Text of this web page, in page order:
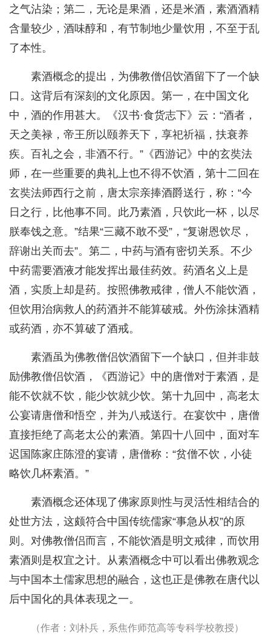
之气沾染；第二，无论是果酒，还是米酒，素酒酒精
含量较少，酒味醇和，有节制地少量饮用，不至于乱
了本性。
素酒概念的提出，为佛教僧侣饮酒留下了一个缺
口。这背后有深刻的文化原因。第一，在中国文化
中，酒的作用甚大。《汉书·食货志下》云：“酒者，
天之美禄，帝王所以颐养天下，享祀祈福，扶衰养
疾。百礼之会，非酒不行。”《西游记》中的玄奘法
师，在一些重要的典礼上也不得不饮酒，第十二回在
玄奘法师西行之前，唐太宗亲捧酒爵送行，称：“今
日之行，比他事不同。此乃素酒，只饮此一杯，以尽
朕奉饯之意。”结果“三藏不敢不受”，“复谢恩饮尽，
辞谢出关而去”。第二，中药与酒有密切关系。不少
中药需要酒液才能发挥出最佳药效。药酒名义上是
酒，实质上却是药。按照佛教戒律，僧人不能饮酒，
但饮用治病救人的药酒并不能算破戒。外伤涂抹酒精
或药酒，亦不算破了酒戒。
素酒虽为佛教僧侣饮酒留下一个缺口，但并非鼓
励佛教僧侣饮酒，《西游记》中的唐僧对于素酒，是
能不饮就不饮，能少饮就少饮。第十九回中，高老太
公宴请唐僧和悟空，并为八戒送行。在宴饮中，唐僧
直接拒绝了高老太公的素酒。第四十八回中，面对车
迟国陈家庄陈澄的宴请，唐僧称：“贫僧不饮，小徒
略饮几杯素酒。”
素酒概念还体现了佛家原则性与灵活性相结合的
处世方法，这颇符合中国传统儒家“事急从权”的原
则。对佛教僧侣而言，不能饮酒是明文戒律，而饮用
素酒则是权宜之计。从素酒概念中可以看出佛教观念
与中国本土儒家思想的融合，这也正是佛教在唐代以
后中国化的具体表现之一。
（作者：刘朴兵，系焦作师范高等专科学校教授）